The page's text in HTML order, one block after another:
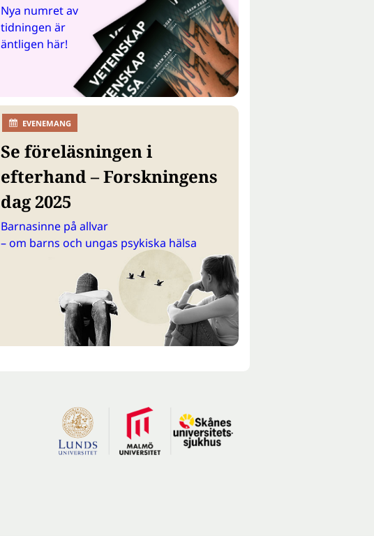
Nya numret av
tidningen är
äntligen här!
EVENEMANG
Se föreläsningen i
efterhand – Forskningens
dag 2025
Barnasinne på allvar
– om barns och ungas psykiska hälsa